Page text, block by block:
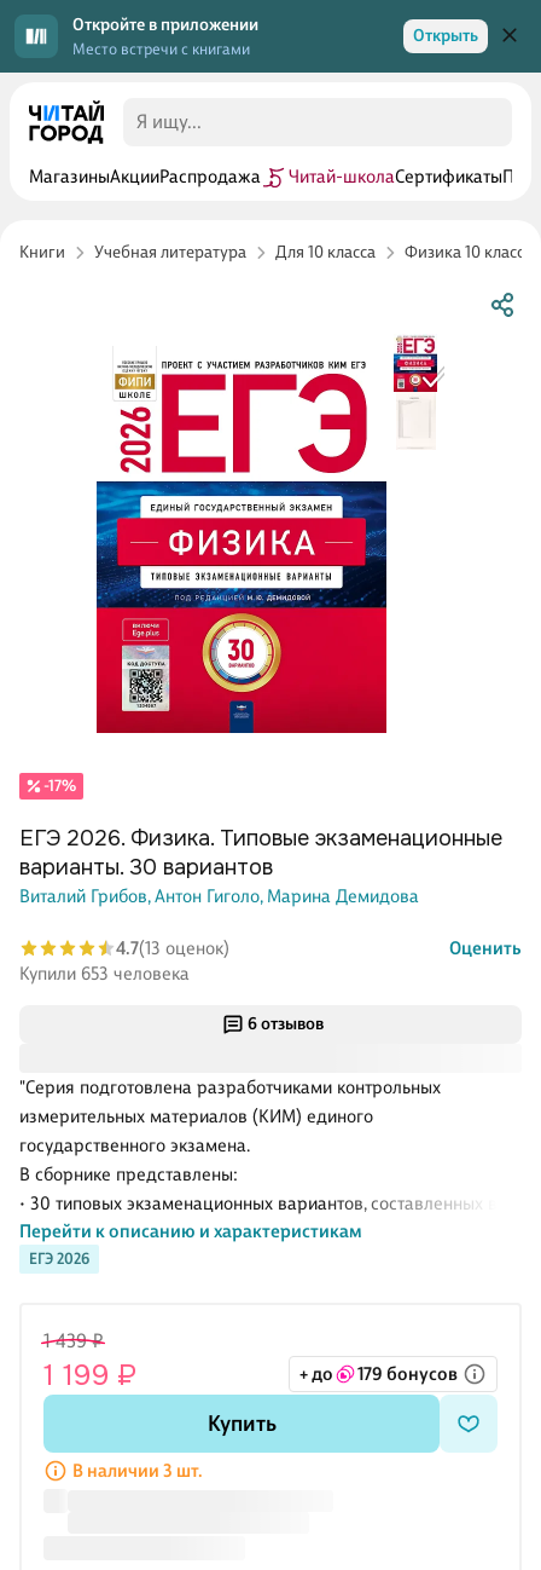
Откройте в приложении
Место встречи с книгами
Открыть
МагазиныАкцииРаспродажа Читай-школаСертификаты
Книги Учебная литература Для 10 класса Физика 10 класс
6 отзывов
ЕГЭ 2026
"Серия подготовлена разработчиками контрольных
измерительных материалов (КИМ) единого
государственного экзамена.
В сборнике представлены:
• 30 типовых экзаменационных вариантов, составленных в
соответствии с проектом демоверсии КИМ ЕГЭ по физике
2026 года;
• критерии оценивания.
Выполнение заданий типовых экзаменационных вариантов
предоставляет обучающимся возможность самостоятельно
подготовиться к государственной итоговой аттестации в
форме ЕГЭ, а также объективно оценить уровень своей
Перейти к описанию и характеристикам
-17%
ЕГЭ 2026. Физика. Типовые экзаменационные
варианты. 30 вариантов
Виталий Грибов,Антон Гиголо, Марина Демидова
4.7(13 оценок)
Оценить
Купили 653 человека
1 439 ₽
1 199 ₽ + до 179 бонусов
Купить
В наличии 3 шт.